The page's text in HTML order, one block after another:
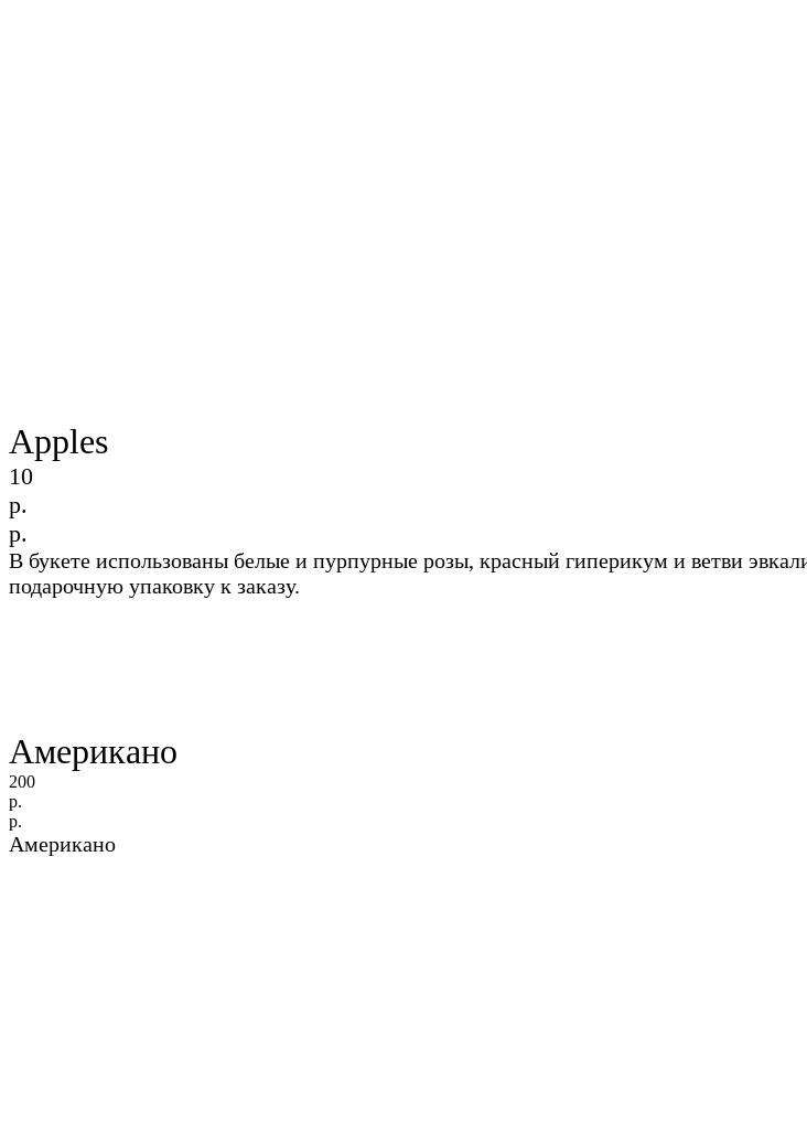
Apples
10
р.
р.
В букете использованы белые и пурпурные розы, красный гиперикум и ветви
подарочную упаковку к заказу.
Американо
200
р.
р.
Американо